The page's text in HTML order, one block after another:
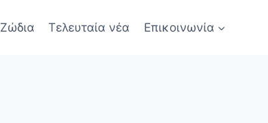
Ζώδια Τελευταία νέα Επικοινωνία